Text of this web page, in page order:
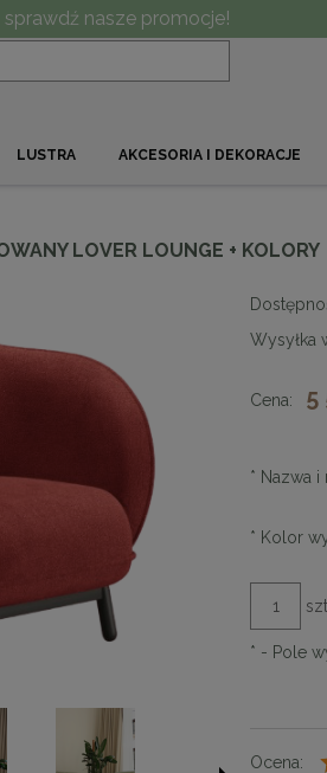
sprawdź nasze promocje!
LUSTRA AKCESORIA I DEKORACJE
LOVER LOUNGE + KOLORY
Wysyłka
Cena: 5
* Nazwa i
* Kolor
* - Pole
Ocena: